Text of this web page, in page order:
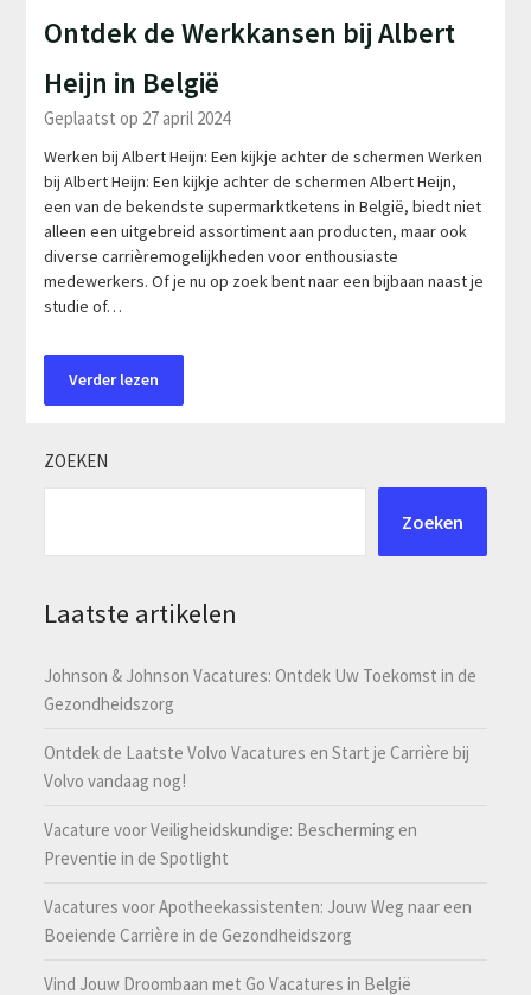
Ontdek de Werkkansen bij Albert
Heijn in België
Geplaatst op 27 april 2024
Werken bij Albert Heijn: Een kijkje achter de schermen Werken
bij Albert Heijn: Een kijkje achter de schermen Albert Heijn,
een van de bekendste supermarktketens in België, biedt niet
alleen een uitgebreid assortiment aan producten, maar ook
diverse carrièremogelijkheden voor enthousiaste
medewerkers. Of je nu op zoek bent naar een bijbaan naast je
studie of…
Verder lezen
ZOEKEN
Zoeken
Laatste artikelen
Johnson & Johnson Vacatures: Ontdek Uw Toekomst in de
Gezondheidszorg
Ontdek de Laatste Volvo Vacatures en Start je Carrière bij
Volvo vandaag nog!
Vacature voor Veiligheidskundige: Bescherming en
Preventie in de Spotlight
Vacatures voor Apotheekassistenten: Jouw Weg naar een
Boeiende Carrière in de Gezondheidszorg
Vind Jouw Droombaan met Go Vacatures in België